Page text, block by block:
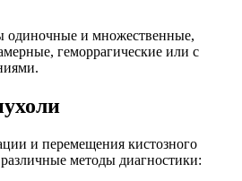
одиночные и множественные,
геморрагические или с
и перемещения кистозного
методы диагностики: